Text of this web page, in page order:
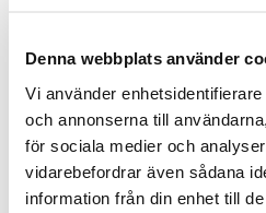
Denna webbplats använder
Vi använder
och annonserna till
för sociala medier och
vidarebefordrar även sådana
information från din enhet till
Hålla koll på trender inom
Skapa starka relationer med
Värt att veta